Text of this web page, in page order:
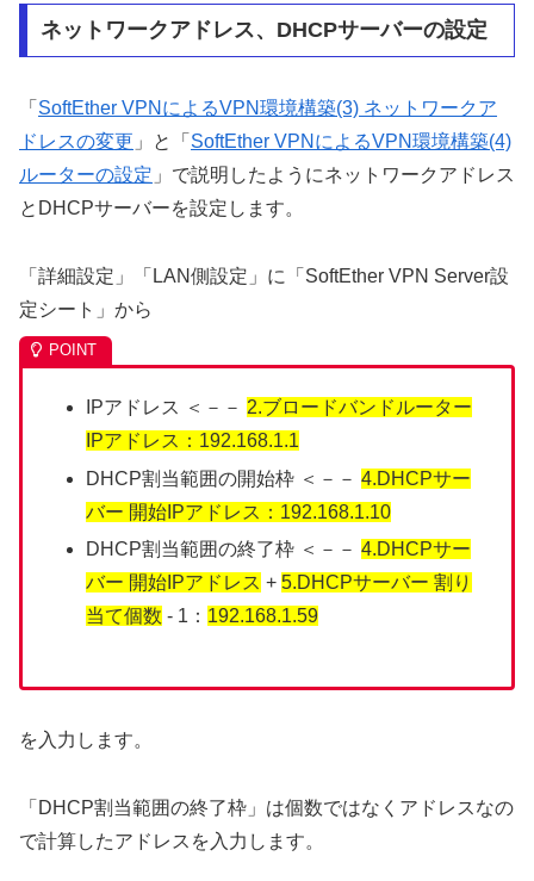
ネットワークアドレス、DHCPサーバーの設定
「 SoftEther VPNによるVPN環境構築(3) ネットワークア
ドレスの変更 」と「 SoftEther VPNによるVPN環境構築(4)
ルーターの設定 」で説明したようにネットワークアドレス
とDHCPサーバーを設定します。
「詳細設定」「LAN側設定」に「SoftEther VPN Server設
定シート」から
IPアドレス ＜－－ 2.ブロードバンドルーター
IPアドレス：192.168.1.1
DHCP割当範囲の開始枠 ＜－－4.DHCPサー
バー 開始IPアドレス：192.168.1.10
DHCP割当範囲の終了枠 ＜－－4.DHCPサー
バー 開始IPアドレス +5.DHCPサーバー 割り
当て個数 - 1： 192.168.1.59
を入力します。
「DHCP割当範囲の終了枠」は個数ではなくアドレスなの
で計算したアドレスを入力します。